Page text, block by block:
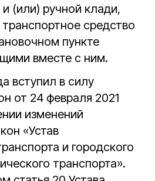
(или) ручной клади,
средство
пункте
вместе с ним.
вступил в силу
от 24 февраля 2021
изменений
«Устав
и городского
транспорта».